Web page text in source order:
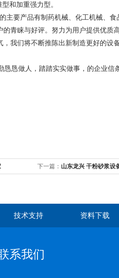
和加重强力型。
要产品有制药机械、化工机械、食
青睐与好评。努力为用户提供优质
我们将不断推陈出新制造更好的设
恳做人，踏踏实实做事，的企业信
下一篇： 山东龙兴 干粉砂浆设
技术支持 资料下载
系我们